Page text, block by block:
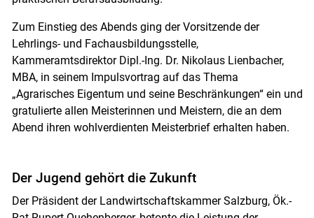
Skip to main content
Zum Einstieg des Abends ging der Vorsitzende der
Lehrlings- und Fachausbildungsstelle,
Kammeramtsdirektor Dipl.-Ing. Dr. Nikolaus Lienbacher,
MBA, in seinem Impulsvortrag auf das Thema
„Agrarisches Eigentum und seine Beschränkungen“ ein und
gratulierte allen Meisterinnen und Meistern, die an dem
Abend ihren wohlverdienten Meisterbrief erhalten haben.
Der Jugend gehört die Zukunft
Der Präsident der Landwirtschaftskammer Salzburg, Ök.-